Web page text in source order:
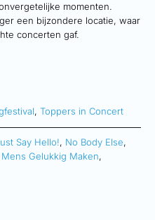
momenten.
een bijzondere locatie, waar
concerten gaf.
, Toppers in Concert
Say Hello!, No Body Else,
Gelukkig Maken,